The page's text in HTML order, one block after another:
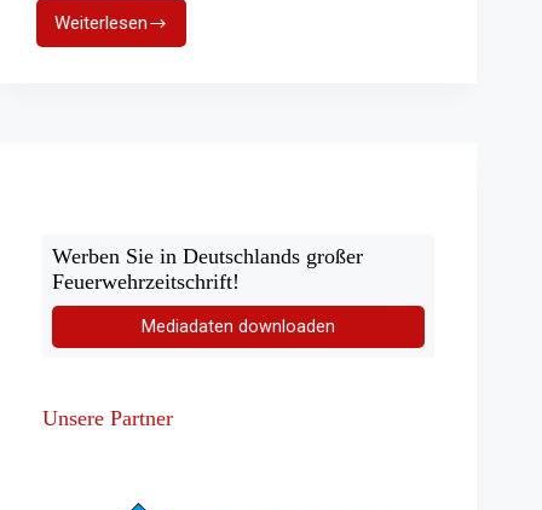
Weiterlesen
Spende
für
Werben Sie in Deutschlands großer
Feuerwehrzeitschrift!
Mediadaten downloaden
Unsere Partner